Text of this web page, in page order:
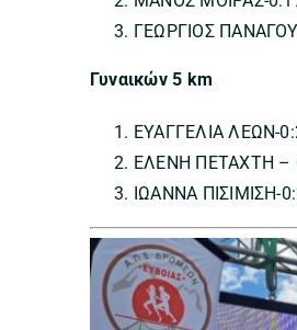
ΓΕΩΡΓΙΟΣ
Γυναικών 5 km
ΕΥΑΓΓΕΛΙΑ ΛΕΩΝ-
ΕΛΕΝΗ ΠΕΤΑΧΤΗ –
ΙΩΑΝΝΑ ΠΙΣΙΜΙΣΗ-